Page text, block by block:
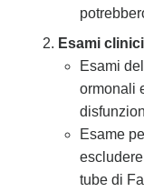
Esami
Esami
ormonali
Esame
tube di